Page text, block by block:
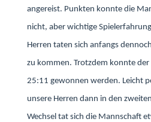
angereist. Punkten konnte die
nicht, aber wichtige
Herren taten sich anfangs
zu kommen. Trotzdem konnte der
25:11 gewonnen werden. Leicht
unsere Herren dann in den
Wechsel tat sich die Mannschaft